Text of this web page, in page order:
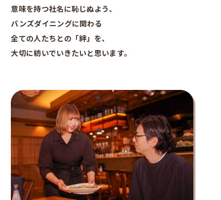
意味を持つ社名に恥じぬよう、
バンズダイニングに関わる
全ての人たちとの「絆」を、
大切に紡いでいきたいと思います。